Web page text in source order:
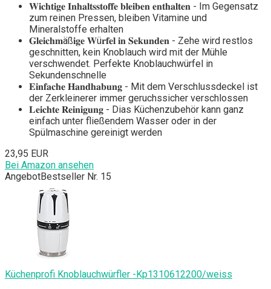
𝐖𝐢𝐜𝐡𝐭𝐢𝐠𝐞 𝐈𝐧𝐡𝐚𝐥𝐭𝐬𝐬𝐭𝐨𝐟𝐟𝐞 𝐛𝐥𝐞𝐢𝐛𝐞𝐧 𝐞𝐧𝐭𝐡𝐚𝐥𝐭𝐞𝐧 - Im Gegensatz
zum reinen Pressen, bleiben Vitamine und
Mineralstoffe erhalten
𝐆𝐥𝐞𝐢𝐜𝐡𝐦äß𝐢𝐠𝐞 𝐖ü𝐫𝐟𝐞𝐥 𝐢𝐧 𝐒𝐞𝐤𝐮𝐧𝐝𝐞𝐧 - Zehe wird restlos
geschnitten, kein Knoblauch wird mit der Mühle
verschwendet. Perfekte Knoblauchwürfel in
Sekundenschnelle
𝐄𝐢𝐧𝐟𝐚𝐜𝐡𝐞 𝐇𝐚𝐧𝐝𝐡𝐚𝐛𝐮𝐧𝐠 - Mit dem Verschlussdeckel ist
der Zerkleinerer immer geruchssicher verschlossen
𝐋𝐞𝐢𝐜𝐡𝐭𝐞 𝐑𝐞𝐢𝐧𝐢𝐠𝐮𝐧𝐠 - Dias Küchenzubehör kann ganz
einfach unter fließendem Wasser oder in der
Spülmaschine gereinigt werden
23,95 EUR
Bei Amazon ansehen
AngebotBestseller Nr. 15
Küchenprofi Knoblauchwürfler -Kp1310612200/weiss